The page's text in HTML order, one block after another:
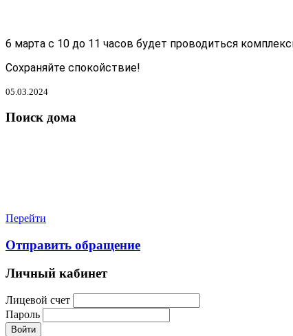
6 марта с 10 до 11 часов будет проводиться
Сохраняйте спокойствие!
05.03.2024
Поиск дома
Перейти
Отправить обращение
Личный кабинет
Лицевой счет
Пароль
Войти